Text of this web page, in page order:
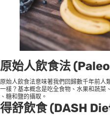
原始人飲食法 (
原始人飲食法意味著我們回歸數千年前人
一樣？基本概念是吃全食物、水果和蔬菜
、糖和鹽的攝取。
得舒飲食(DASH